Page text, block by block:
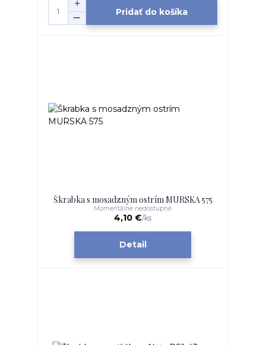
Pridať do košíka
Škrabka s mosadzným ostrím MURSKA 575
4,10 €/ks
Momentálne nedostupné
Detail